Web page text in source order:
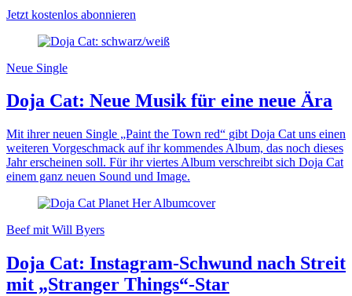
Jetzt kostenlos abonnieren
Neue Single
Doja Cat: Neue Musik für eine neue Ära
Mit ihrer neuen Single „Paint the Town red“ gibt Doja Cat uns einen
weiteren Vorgeschmack auf ihr kommendes Album, das noch dieses
Jahr erscheinen soll. Für ihr viertes Album verschreibt sich Doja Cat
einem ganz neuen Sound und Image.
Beef mit Will Byers
Doja Cat: Instagram-Schwund nach Streit
mit „Stranger Things“-Star